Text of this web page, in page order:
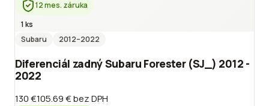
12 mes. záruka
1 ks
Subaru
2012–2022
Diferenciál zadný Subaru Forester (SJ_) 2012 -
2022
130 €105.69 €bez DPH